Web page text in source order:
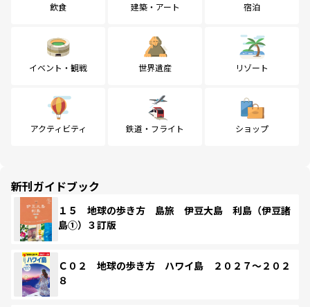
飲食 建築・アート 宿泊
イベント・観戦 世界遺産 リゾート
アクティビティ 鉄道・フライト ショップ
新刊ガイドブック
１５ 地球の歩き方 島旅 伊豆大島 利島（伊豆諸
島①）３訂版
Ｃ０２ 地球の歩き方 ハワイ島 ２０２７～２０２
８